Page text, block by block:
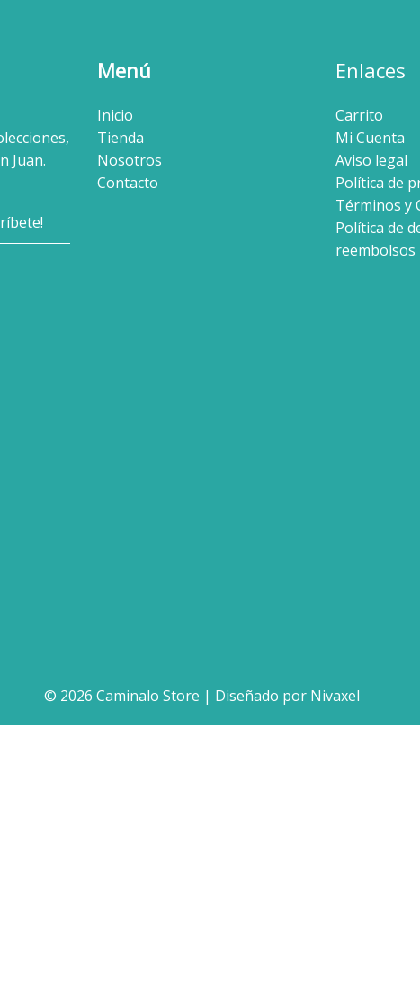
Juan.
Menú
Inicio
Tienda
Nosotros
Contacto
Enlaces
Carrito
Mi Cuenta
Aviso legal
Política de
Términos y
Política de
reembolsos
© 2026 Caminalo Store | Diseñado por Nivaxel